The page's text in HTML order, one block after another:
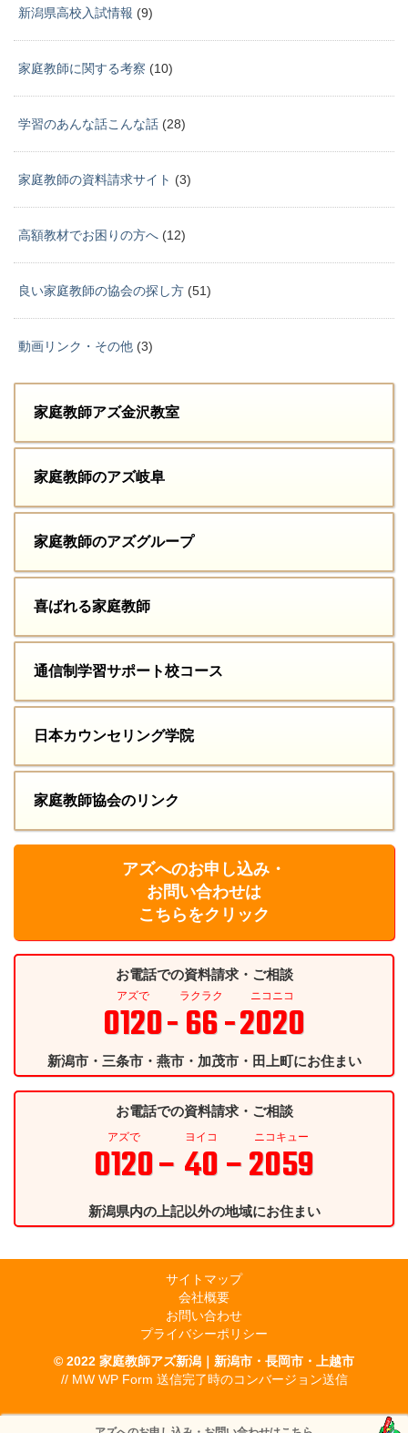
新潟県高校入試情報 (9)
家庭教師に関する考察 (10)
学習のあんな話こんな話 (28)
家庭教師の資料請求サイト (3)
高額教材でお困りの方へ (12)
良い家庭教師の協会の探し方 (51)
動画リンク・その他 (3)
家庭教師アズ金沢教室
家庭教師のアズ岐阜
家庭教師のアズグループ
喜ばれる家庭教師
通信制学習サポート校コース
日本カウンセリング学院
家庭教師協会のリンク
アズへのお申し込み・
お問い合わせは
こちらをクリック
お電話での資料請求・ご相談
アズで
0120
ラクラク
- 66 -
ニコニコ
2020
新潟市・三条市・燕市・加茂市・田上町にお住まい
お電話での資料請求・ご相談
アズで
0120
ヨイコ
– 40 –
ニコキュー
2059
新潟県内の上記以外の地域にお住まい
サイトマップ
会社概要
お問い合わせ
プライバシーポリシー
© 2022 家庭教師アズ新潟｜新潟市・長岡市・上越市
// MW WP Form 送信完了時のコンバージョン送信